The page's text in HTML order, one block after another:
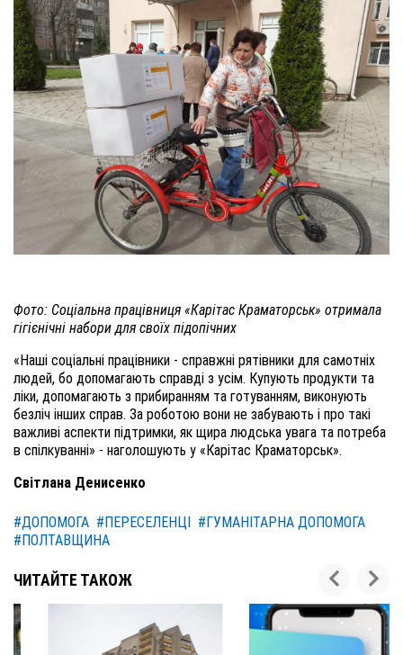
Фото: Соціальна працівниця «Карітас Краматорськ» отримала
гігієнічні набори для своїх підопічних
«Наші соціальні працівники - справжні рятівники для самотніх
людей, бо допомагають справді з усім. Купують продукти та
ліки, допомагають з прибиранням та готуванням, виконують
безліч інших справ. За роботою вони не забувають і про такі
важливі аспекти підтримки, як щира людська увага та потреба
в спілкуванні» - наголошують у «Карітас Краматорськ».
Світлана Денисенко
#ДОПОМОГА #ПЕРЕСЕЛЕНЦІ
#ГУМАНІТАРНА ДОПОМОГА
#ПОЛТАВЩИНА
ЧИТАЙТЕ ТАКОЖ